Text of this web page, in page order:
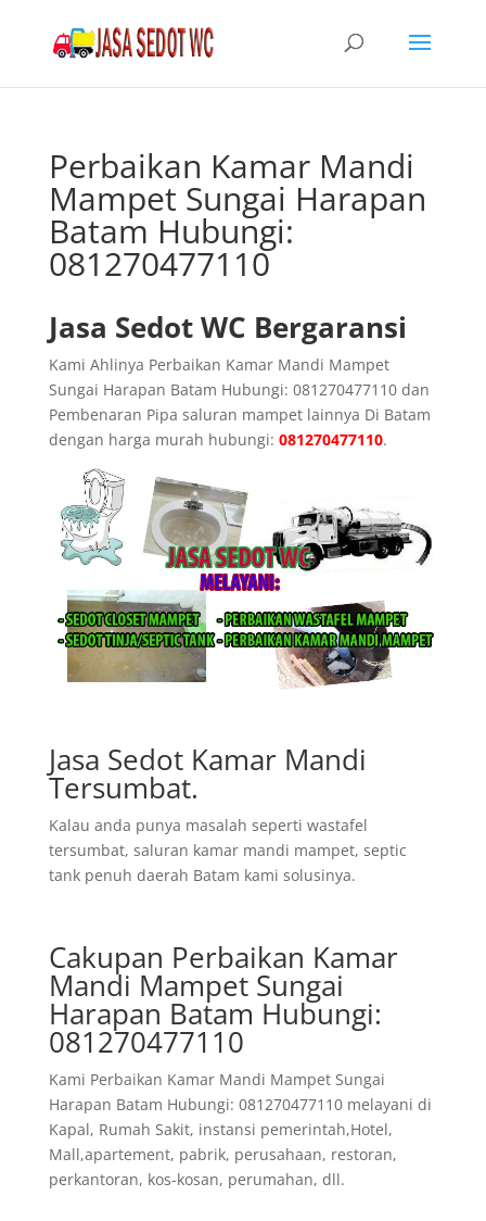
Perbaikan Kamar Mandi
Mampet Sungai Harapan
Batam Hubungi:
081270477110
Jasa Sedot WC Bergaransi
Kami Ahlinya Perbaikan Kamar Mandi Mampet
Sungai Harapan Batam Hubungi: 081270477110 dan
Pembenaran Pipa saluran mampet lainnya Di Batam
dengan harga murah hubungi: 081270477110.
Jasa Sedot Kamar Mandi
Tersumbat.
Kalau anda punya masalah seperti wastafel
tersumbat, saluran kamar mandi mampet, septic
tank penuh daerah Batam kami solusinya.
Cakupan Perbaikan Kamar
Mandi Mampet Sungai
Harapan Batam Hubungi:
081270477110
Kami Perbaikan Kamar Mandi Mampet Sungai
Harapan Batam Hubungi: 081270477110 melayani di
Kapal, Rumah Sakit, instansi pemerintah,Hotel,
Mall,apartement, pabrik, perusahaan, restoran,
perkantoran, kos-kosan, perumahan, dll.